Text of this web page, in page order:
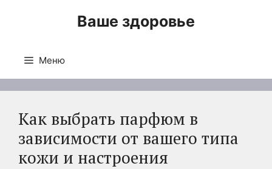
Ваше здоровье
Меню
Как выбрать парфюм в
зависимости от вашего типа
кожи и настроения